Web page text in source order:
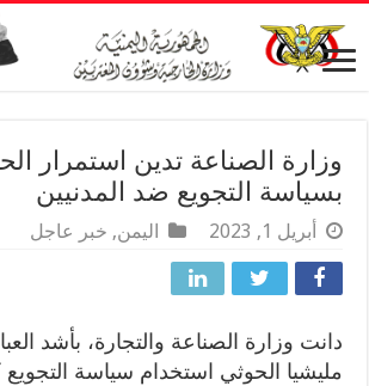
وزارة الصناعة تدين استمرار
بسياسة التجويع ضد المدنيين
أبريل 1, 2023 اليمن, خبر عاجل
دانت وزارة الصناعة والتجارة، بأشد
مليشيا الحوثي استخدام سياسة